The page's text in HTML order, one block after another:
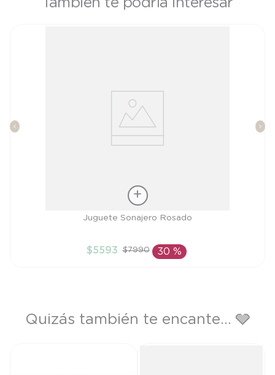
También te podría interesar
AÑADIR AL CARRITO
Juguete Sonajero Rosado
$5593 $7990 30 %
Quizás también te encante... 🩶